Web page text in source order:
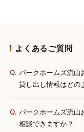
よくあるご質問
Q. パークホームズ流山
貸し出し情報はどの
Q. パークホームズ流山
相談できますか？